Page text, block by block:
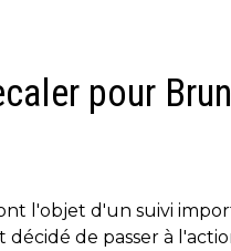
pour
l'objet d'un suivi
de passer à